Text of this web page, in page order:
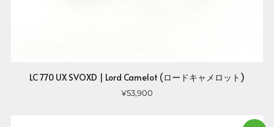
LC 770 UX SVOXD | Lord Camelot (ロードキャメロット)
¥53,900